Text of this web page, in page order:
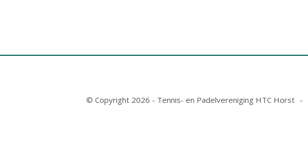
© Copyright 2026 - Tennis- en Padelvereniging HTC Horst